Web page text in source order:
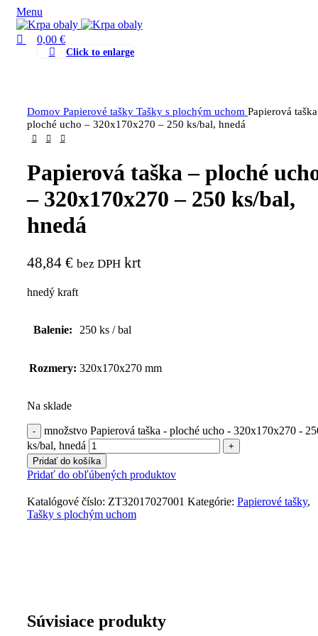
Menu
0,00 €
Click to enlarge
Domov Papierové tašky Tašky s plochým uchom Papierová
ploché ucho – 320x170x270 – 250 ks/bal, hnedá
Papierová taška – ploché
– 320x170x270 – 250 ks/bal,
hnedá
48,84 € bez DPH krt
hnedý kraft
Balenie: 250 ks / bal
Rozmery: 320x170x270 mm
Na sklade
množstvo Papierová taška - ploché ucho - 320x170x270 -
ks/bal, hnedá
Pridať do košíka
Pridať do obľúbených produktov
Katalógové číslo: ZT32017027001 Kategórie: Papierové tašky,
Tašky s plochým uchom
Súvisiace produkty